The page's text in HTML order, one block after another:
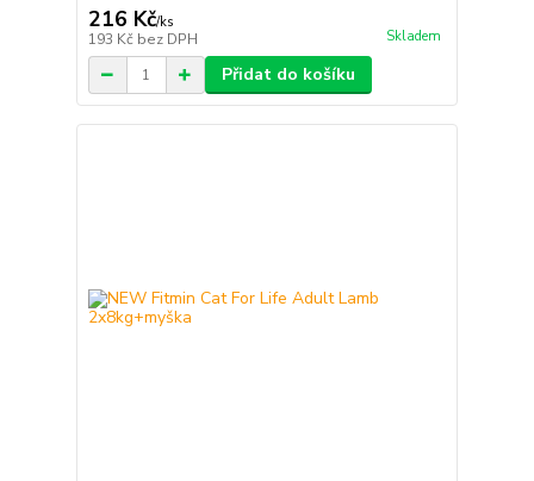
216 Kč/ks
193 Kč bez DPH Skladem
Přidat do košíku